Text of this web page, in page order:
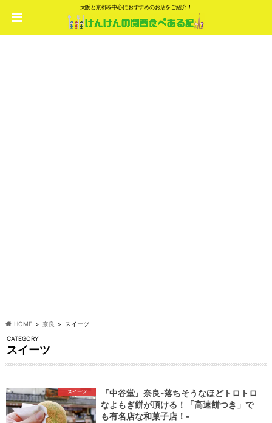
大阪と京都を中心におすすめのお店をご紹介！
HOME 奈良
スイーツ
CATEGORY
スイーツ
スイーツ
『中谷堂』奈良-落ちそうなほどトロトロ
なよもぎ餅が頂ける！「高速餅つき」で
も有名店な和菓子店！-